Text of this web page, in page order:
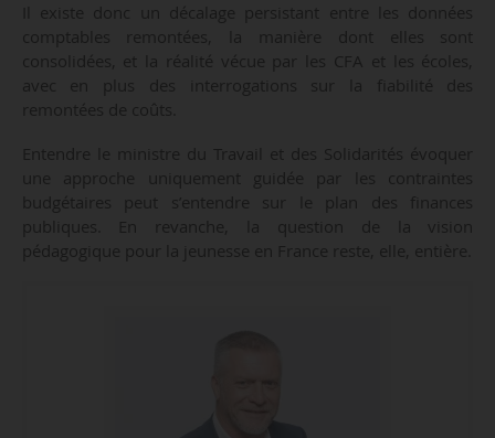
Il existe donc un décalage persistant entre les données
comptables remontées, la manière dont elles sont
consolidées, et la réalité vécue par les CFA et les écoles,
avec en plus des interrogations sur la fiabilité des
remontées de coûts.
Entendre le ministre du Travail et des Solidarités évoquer
une approche uniquement guidée par les contraintes
budgétaires peut s’entendre sur le plan des finances
publiques. En revanche, la question de la vision
pédagogique pour la jeunesse en France reste, elle, entière.